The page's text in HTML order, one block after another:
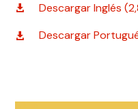
Descargar Inglés
Descargar